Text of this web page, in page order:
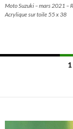
Moto Suzuki – mars 2021 –
Acrylique sur toile 55 x 38
articles
1